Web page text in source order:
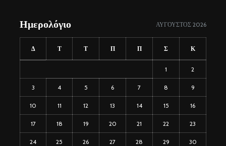
Ημερολόγιο ΑΎΓΟΥΣΤΟΣ 2026
Δ Τ Τ Π Π Σ Κ
1 2
3 4 5 6 7 8 9
10 11 12 13 14 15 16
17 18 19 20 21 22 23
24 25 26 27 28 29 30